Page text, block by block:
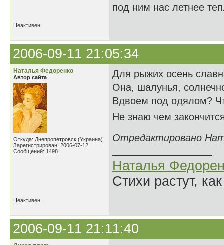
под ним нас летнее
Неактивен
2006-09-11 21:05:34
Наталья Федоренко
Автор сайта
Откуда: Днепропетровск (Украина)
Зарегистрирован: 2006-07-12
Сообщений: 1498
Для рыжих осень
Она, шалунья,
Вдвоем под одялом?
Не знаю чем
Отредактировано
Наталья
Стихи растут,
Неактивен
2006-09-11 21:11:40